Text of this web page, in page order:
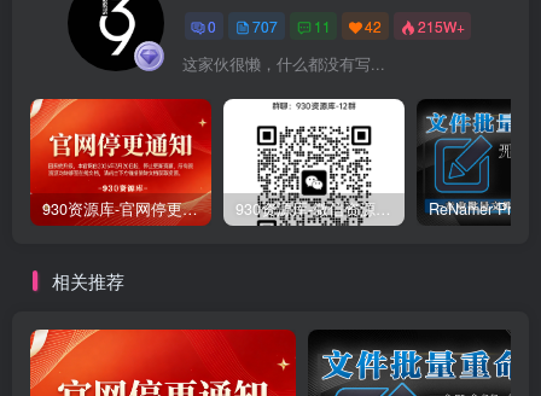
0 707 11 42 215W+
这家伙很懒，什么都没有写...
930资源库-官网停更通知-【换在线文档更新-每日更新】 930资源库-微信资源12群【限时免费】开放入群中！！！
相关推荐